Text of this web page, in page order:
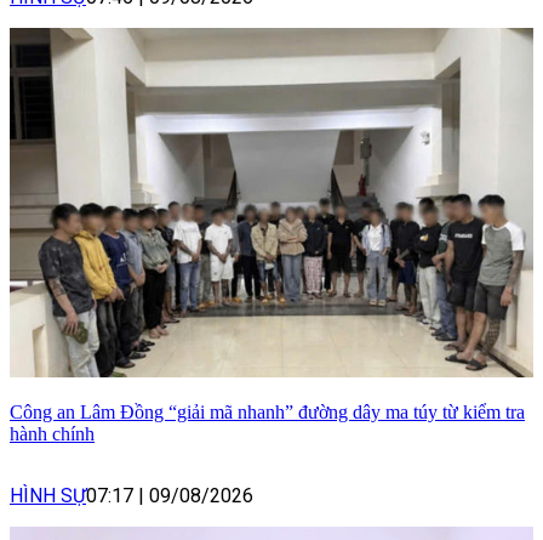
Công an Lâm Đồng “giải mã nhanh” đường dây ma túy từ kiểm tra
hành chính
HÌNH SỰ07:17 | 09/08/2026